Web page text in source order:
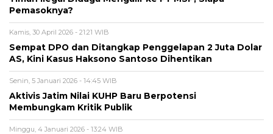
Pemasoknya?
Kamis, 30 April 2026 - 21:21 WIB
Sempat DPO dan Ditangkap Penggelapan 2 Juta Dolar
AS, Kini Kasus Haksono Santoso Dihentikan
Senin, 5 Januari 2026 - 14:45 WIB
Aktivis Jatim Nilai KUHP Baru Berpotensi
Membungkam Kritik Publik
Minggu, 4 Januari 2026 - 13:24 WIB